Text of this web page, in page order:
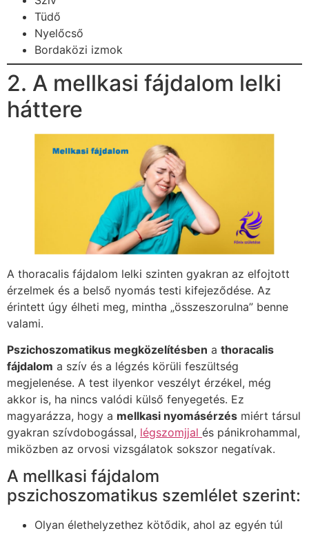
Tüdő
Nyelőcső
Bordaközi izmok
2. A mellkasi fájdalom lelki
háttere
A thoracalis fájdalom lelki szinten gyakran az elfojtott
érzelmek és a belső nyomás testi kifejeződése. Az
érintett úgy élheti meg, mintha „összeszorulna” benne
valami.
Pszichoszomatikus megközelítésben a thoracalis
fájdalom a szív és a légzés körüli feszültség
megjelenése. A test ilyenkor veszélyt érzékel, még
akkor is, ha nincs valódi külső fenyegetés. Ez
magyarázza, hogy a mellkasi nyomásérzés miért társul
gyakran szívdobogással, légszomjjal és pánikrohammal,
miközben az orvosi vizsgálatok sokszor negatívak.
A mellkasi fájdalom
pszichoszomatikus szemlélet szerint:
Olyan élethelyzethez kötődik, ahol az egyén túl